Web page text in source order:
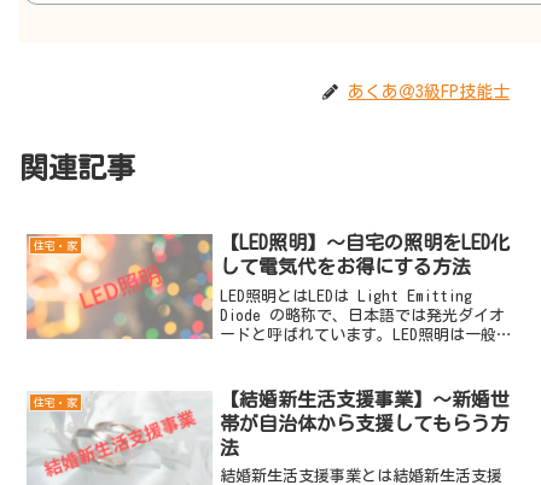
あくあ＠3級FP技能士
関連記事
住宅・家
【LED照明】～自宅の照明をLED化
して電気代をお得にする方法
LED照明とはLEDは Light Emitting
Diode の略称で、日本語では発光ダイオ
ードと呼ばれています。LED照明は一般電
球の40倍・蛍光灯の4倍～5...
住宅・家
【結婚新生活支援事業】～新婚世
帯が自治体から支援してもらう方
法
結婚新生活支援事業とは結婚新生活支援